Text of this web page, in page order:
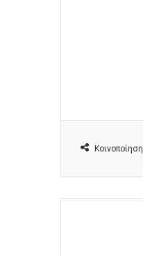
Κοινοποίηση